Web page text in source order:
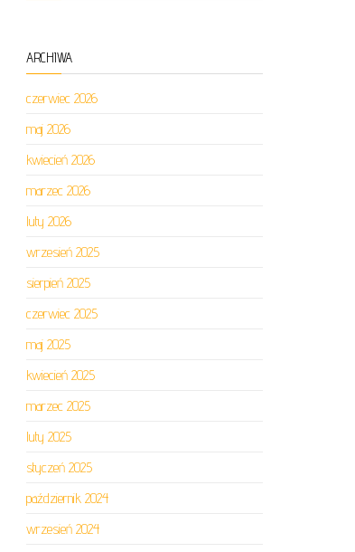
ARCHIWA
czerwiec 2026
maj 2026
kwiecień 2026
marzec 2026
luty 2026
wrzesień 2025
sierpień 2025
czerwiec 2025
maj 2025
kwiecień 2025
marzec 2025
luty 2025
styczeń 2025
październik 2024
wrzesień 2024